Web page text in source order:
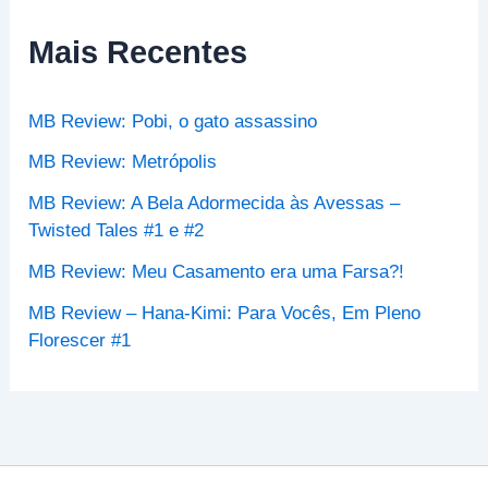
a
o
:
Mais Recentes
MB Review: Pobi, o gato assassino
MB Review: Metrópolis
MB Review: A Bela Adormecida às Avessas –
Twisted Tales #1 e #2
MB Review: Meu Casamento era uma Farsa?!
MB Review – Hana-Kimi: Para Vocês, Em Pleno
Florescer #1